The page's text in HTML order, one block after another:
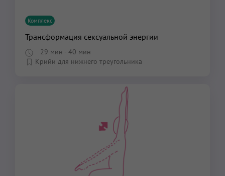
Комплекс
Трансформация сексуальной энергии
29 мин - 40 мин
Крийи для нижнего треугольника